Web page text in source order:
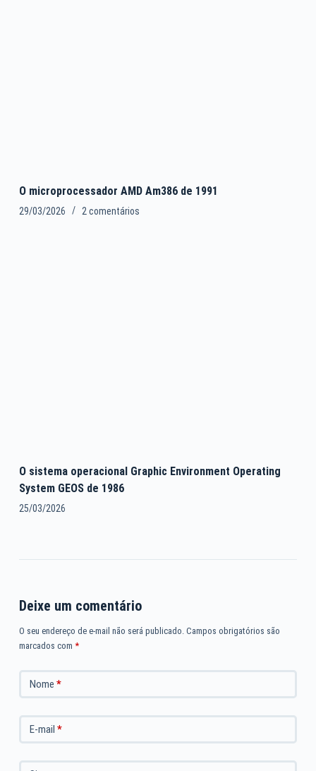
O microprocessador AMD Am386 de 1991
29/03/2026 2 comentários
O sistema operacional Graphic Environment Operating
System GEOS de 1986
25/03/2026
Deixe um comentário
O seu endereço de e-mail não será publicado. Campos obrigatórios são
marcados com *
Nome *
E-mail *